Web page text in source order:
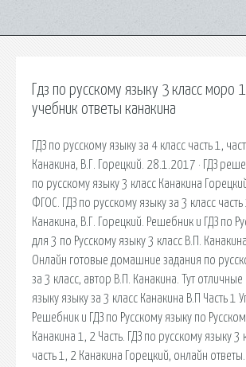
Гдз по русскому языку 3 класс моро
учебник ответы канакина
ГДЗ по русскому языку за 4 класс часть 1,
Канакина, В.Г. Горецкий. 28.1.2017 · ГДЗ
по русскому языку 3 класс Канакина
ФГОС. ГДЗ по русскому языку за 3 класс часть
Канакина, В.Г. Горецкий. Решебник и ГДЗ по
для 3 по Русскому языку 3 класс В.П.
Онлайн готовые домашние задания по
за 3 класс, автор В.П. Канакина. Тут
языку языку за 3 класс Канакина В.П Часть 1
Решебник и ГДЗ по Русскому языку по
Канакина 1, 2 Часть. ГДЗ по русскому языку 3
часть 1, 2 Канакина Горецкий, онлайн